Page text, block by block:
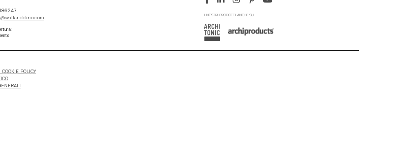
I NOSTRI PRODOTTI ANCHE SU
COOKIE POLICY